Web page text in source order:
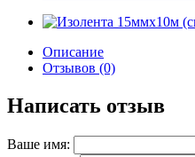
Описание
Отзывов (0)
Написать отзыв
Ваше имя: